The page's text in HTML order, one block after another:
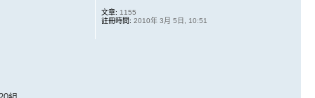
文章: 1155
註冊時間: 2010年 3月 5日, 10:51